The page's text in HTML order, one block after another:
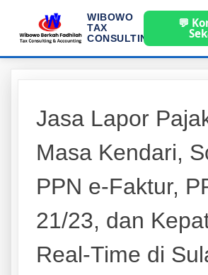
WIBOWO
TAX
CONSULTING
💬
Jasa Lapor
Masa Kendari,
PPN e-Faktur,
21/23, dan
Real-Time di